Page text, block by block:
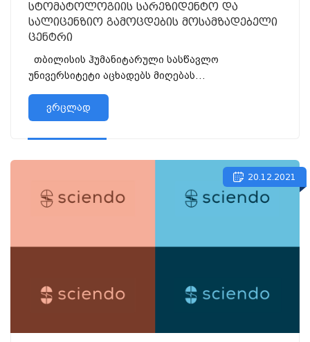
სტომატოლოგიის სარეზიდენტო და
სალიცენზიო გამოცდების მოსამზადებელი
ცენტრი
უნივერსიტეტი აცხადებს მიღებას
სტომატოლოგიის ერთიანი დიპლომისშემდგომი
საკვალიფიკაციო (სარეზიდენტო) და სახელმწიფო
სასერტი...
ვრცლად
20.12.2021